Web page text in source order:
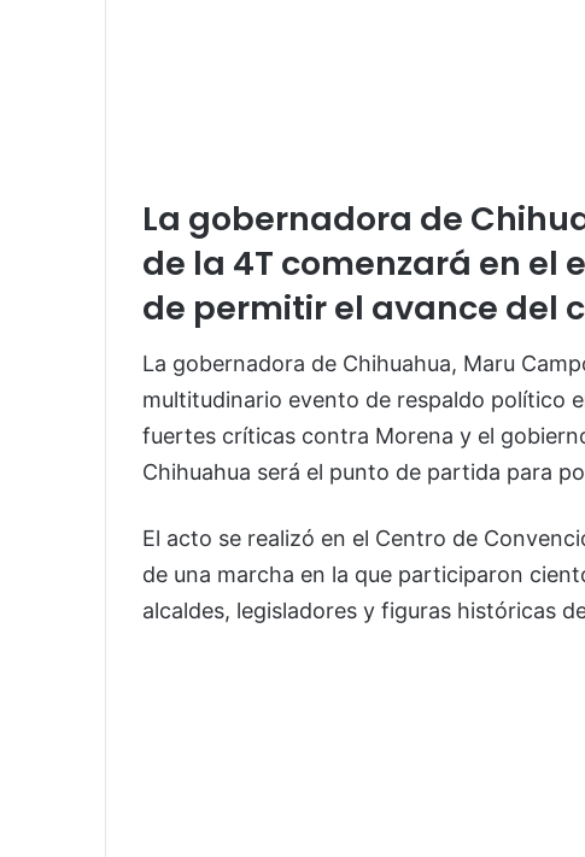
La gobernadora de
de la 4T comenzará en el
de permitir el avance del
La gobernadora de Chihuahua, Maru
multitudinario evento de respaldo político
fuertes críticas contra Morena y el
Chihuahua será el punto de partida para
El acto se realizó en el Centro de
de una marcha en la que participaron
alcaldes, legisladores y figuras históricas